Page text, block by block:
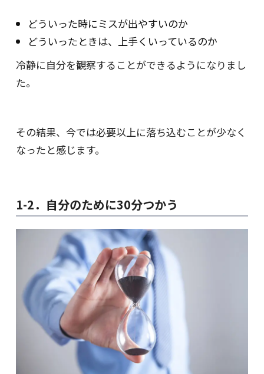
どういった時にミスが出やすいのか
どういったときは、上手くいっているのか
冷静に自分を観察することができるようになりまし
た。
その結果、今では必要以上に落ち込むことが少なく
なったと感じます。
1-2．自分のために30分つかう